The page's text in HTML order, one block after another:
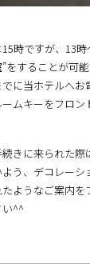
時ですが、13時
”をすることが可
に当ホテルへお
ームキーをフロ
きに来られた際
う、デコレーシ
ようなご案内を
い^^